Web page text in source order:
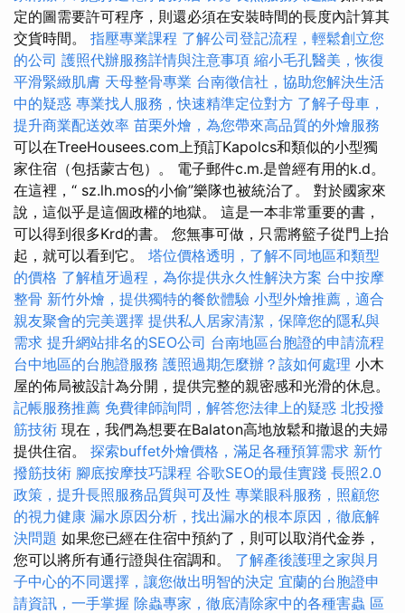
定的圖需要許可程序，則還必須在安裝時間的長度內計算其
交貨時間。 指壓專業課程 了解公司登記流程，輕鬆創立您
的公司 護照代辦服務詳情與注意事項 縮小毛孔醫美，恢復
平滑緊緻肌膚 天母整骨專業 台南徵信社，協助您解決生活
中的疑惑 專業找人服務，快速精準定位對方 了解子母車，
提升商業配送效率 苗栗外燴，為您帶來高品質的外燴服務
可以在TreeHousees.com上預訂Kapolcs和類似的小型獨
家住宿（包括蒙古包）。 電子郵件c.m.是曾經有用的k.d。
在這裡，“ sz.lh.mos的小偷”樂隊也被統治了。 對於國家來
說，這似乎是這個政權的地獄。 這是一本非常重要的書，
可以得到很多Krd的書。 您無事可做，只需將籃子從門上抬
起，就可以看到它。 塔位價格透明，了解不同地區和類型
的價格 了解植牙過程，為你提供永久性解決方案 台中按摩
整骨 新竹外燴，提供獨特的餐飲體驗 小型外燴推薦，適合
親友聚會的完美選擇 提供私人居家清潔，保障您的隱私與
需求 提升網站排名的SEO公司 台南地區台胞證的申請流程
台中地區的台胞證服務 護照過期怎麼辦？該如何處理 小木
屋的佈局被設計為分開，提供完整的親密感和光滑的休息。
記帳服務推薦 免費律師詢問，解答您法律上的疑惑 北投撥
筋技術 現在，我們為想要在Balaton高地放鬆和撤退的夫婦
提供住宿。 探索buffet外燴價格，滿足各種預算需求 新竹
撥筋技術 腳底按摩技巧課程 谷歌SEO的最佳實踐 長照2.0
政策，提升長照服務品質與可及性 專業眼科服務，照顧您
的視力健康 漏水原因分析，找出漏水的根本原因，徹底解
決問題 如果您已經在住宿中預約了，則可以取消代金券，
您可以將所有通行證與住宿調和。 了解產後護理之家與月
子中心的不同選擇，讓您做出明智的決定 宜蘭的台胞證申
請資訊，一手掌握 除蟲專家，徹底清除家中的各種害蟲 區